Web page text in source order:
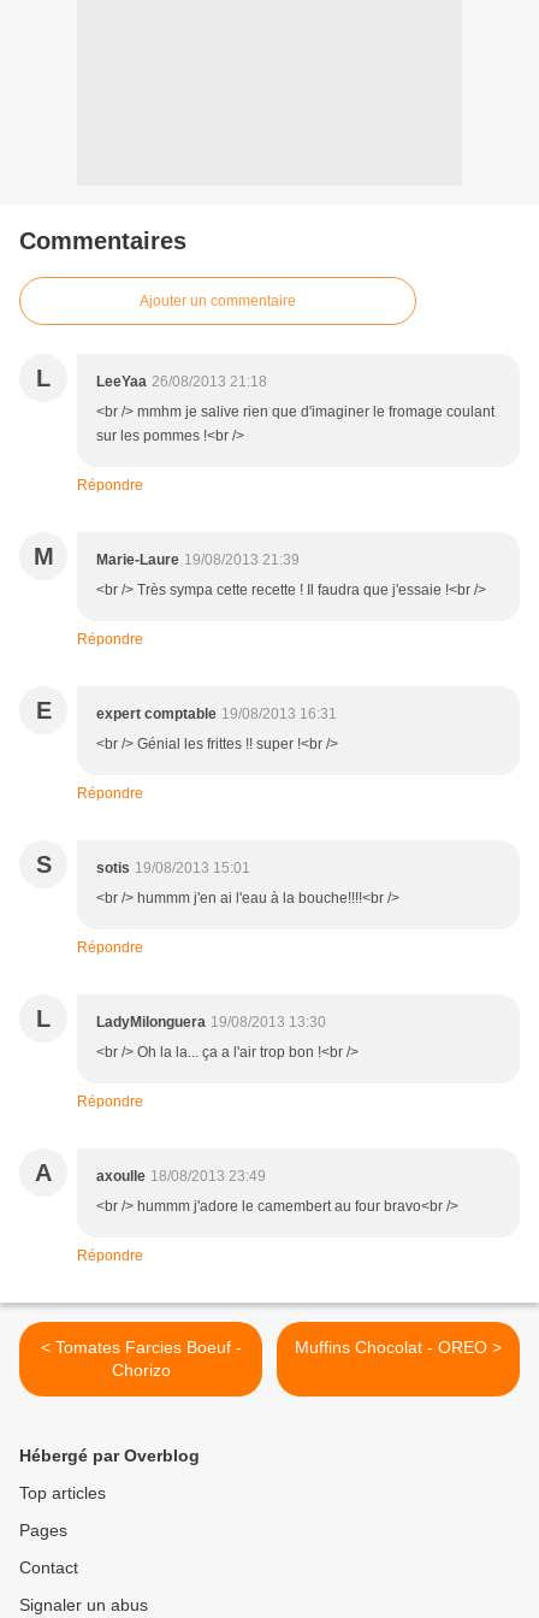
Commentaires
Ajouter un commentaire
L LeeYaa 26/08/2013 21:18
<br /> mmhm je salive rien que d'imaginer le fromage coulant
sur les pommes !<br />
Répondre
M Marie-Laure 19/08/2013 21:39
<br /> Très sympa cette recette ! Il faudra que j'essaie !<br />
Répondre
E expert comptable 19/08/2013 16:31
<br /> Génial les frittes !! super !<br />
Répondre
S sotis 19/08/2013 15:01
<br /> hummm j'en ai l'eau à la bouche!!!!<br />
Répondre
L LadyMilonguera 19/08/2013 13:30
<br /> Oh la la... ça a l'air trop bon !<br />
Répondre
A axoulle 18/08/2013 23:49
<br /> hummm j'adore le camembert au four bravo<br />
Répondre
< Tomates Farcies Boeuf -
Chorizo
Muffins Chocolat - OREO >
Hébergé par Overblog
Top articles
Pages
Contact
Signaler un abus